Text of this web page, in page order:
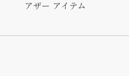
アザー アイテム